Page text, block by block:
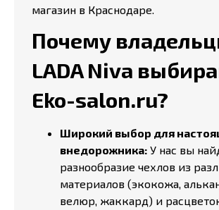
магазин в Краснодаре.
Почему
LADA Niva
Eko-salon.ru?
Широкий выбор для
внедорожника: У нас вы
разнообразие чехлов из
материалов (экокожа,
велюр, жаккард) и